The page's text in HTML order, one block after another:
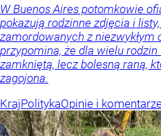
W Buenos Aires potomkowie
pokazują rodzinne zdjęcia i
zamordowanych z
przypomina, że dla wielu rodzin
zamkniętą, lecz bolesną raną,
zagojona.
KrajPolitykaOpinie i